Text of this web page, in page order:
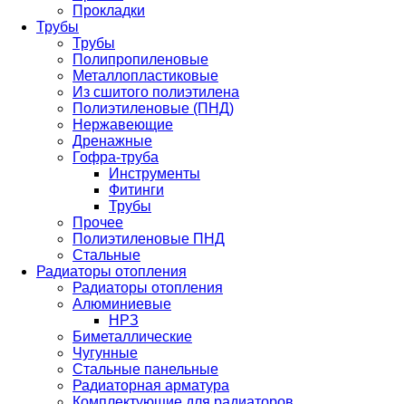
Прокладки
Трубы
Трубы
Полипропиленовые
Металлопластиковые
Из сшитого полиэтилена
Полиэтиленовые (ПНД)
Нержавеющие
Дренажные
Гофра-труба
Инструменты
Фитинги
Трубы
Прочее
Полиэтиленовые ПНД
Стальные
Радиаторы отопления
Радиаторы отопления
Алюминиевые
НРЗ
Биметаллические
Чугунные
Стальные панельные
Радиаторная арматура